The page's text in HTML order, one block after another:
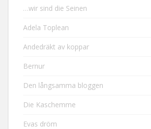
…wir sind die Seinen
Adela Toplean
Andedräkt av koppar
Bernur
Den långsamma bloggen
Die Kaschemme
Evas dröm